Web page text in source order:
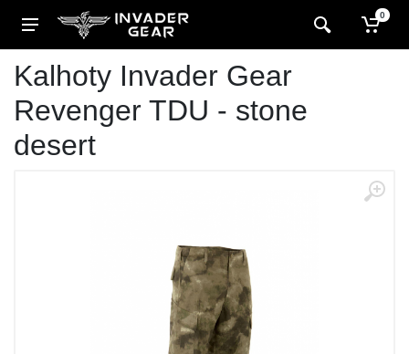
0
Kalhoty Invader Gear
Revenger TDU - stone
desert